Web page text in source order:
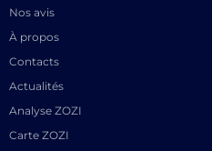
Nos avis
À propos
Contacts
Actualités
Analyse ZOZI
Carte ZOZI